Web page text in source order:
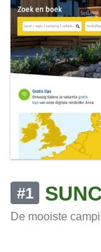
#1
De mooiste